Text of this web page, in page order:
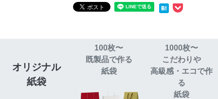
オリジナル
紙袋
100枚〜
既製品で作る
紙袋
1000枚〜
こだわりや
高級感・エコで作
る
紙袋